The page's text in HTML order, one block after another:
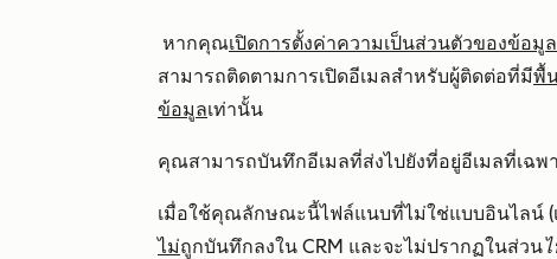
หากคุณเปิดการตั้งค่าความเป็นส่วนตัวของข้อ
สามารถติดตามการเปิดอีเมลสำหรับผู้ติดต่อที่มีพื้
ข้อมูลเท่านั้น
คุณสามารถบันทึกอีเมลที่ส่งไปยังที่อยู่อีเมลที่เฉพ
เมื่อใช้คุณลักษณะนี้ไฟล์แนบที่ไม่ใช่แบบอินไลน์ (
ไม่ถูกบันทึกลงใน CRM และจะไม่ปรากฏในส่วน